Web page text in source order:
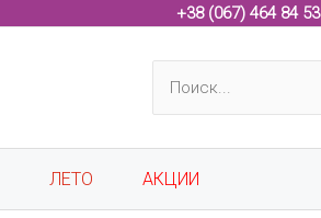
+38 (067) 464 84 53
ЛЕТО АКЦИИ